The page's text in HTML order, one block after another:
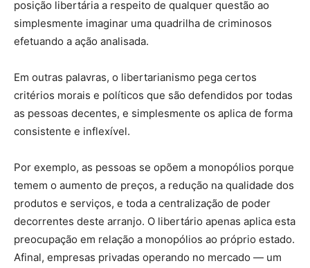
posição libertária a respeito de qualquer questão ao
simplesmente imaginar uma quadrilha de criminosos
efetuando a ação analisada.
Em outras palavras, o libertarianismo pega certos
critérios morais e políticos que são defendidos por todas
as pessoas decentes, e simplesmente os aplica de forma
consistente e inflexível.
Por exemplo, as pessoas se opõem a monopólios porque
temem o aumento de preços, a redução na qualidade dos
produtos e serviços, e toda a centralização de poder
decorrentes deste arranjo. O libertário apenas aplica esta
preocupação em relação a monopólios ao próprio estado.
Afinal, empresas privadas operando no mercado — um